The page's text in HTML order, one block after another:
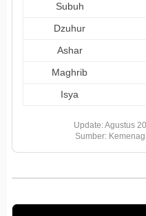
Subuh
Dzuhur
Ashar
Maghrib
Isya
Update: Agustus
Sumber: Kemenag